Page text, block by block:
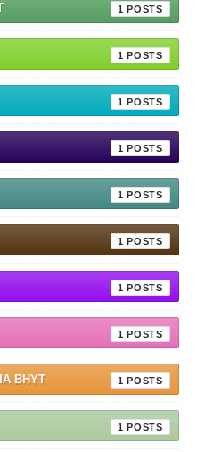
1
1
1
1
1
1
1
1
BHYT 1
1